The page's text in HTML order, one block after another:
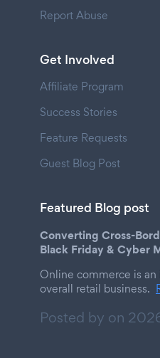
Report Abuse
Get Involved
Affiliate Program
Success Stories
Feature Requests
Guest Blog Post
Featured Blog post
Converting Cross-
Black Friday & Cyber
Online commerce is
overall retail business.
Posted by on